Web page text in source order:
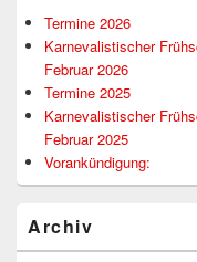
Termine 2026
Karnevalistischer
Februar 2026
Termine 2025
Karnevalistischer
Februar 2025
Vorankündigung:
Archiv